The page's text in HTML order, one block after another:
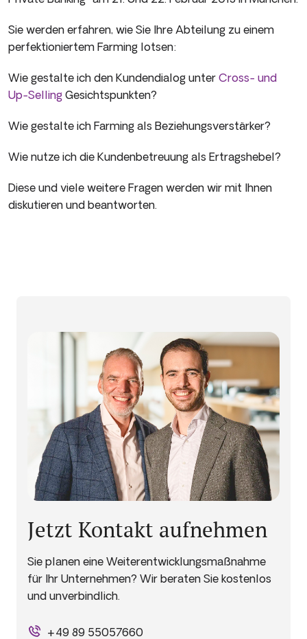
Sie werden erfahren, wie Sie Ihre Abteilung zu einem
perfektioniertem Farming lotsen:
Wie gestalte ich den Kundendialog unter Cross- und
Up-Selling Gesichtspunkten?
Wie gestalte ich Farming als Beziehungsverstärker?
Wie nutze ich die Kundenbetreuung als Ertragshebel?
Diese und viele weitere Fragen werden wir mit Ihnen
diskutieren und beantworten.
Jetzt Kontakt aufnehmen
Sie planen eine Weiterentwicklungsmaßnahme
für Ihr Unternehmen? Wir beraten Sie kostenlos
und unverbindlich.
+49 89 55057660